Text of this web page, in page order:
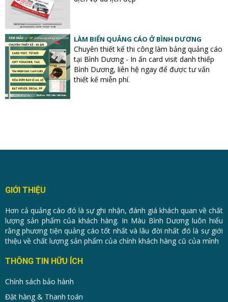
LÀM BIỂN QUẢNG CÁO Ở BÌNH DƯƠNG
Chuyên thiết kế thi công làm bảng quảng cáo
tại Bình Dương - In ấn card visit danh thiếp
Bình Dương, liên hệ ngay để được tư vấn
thiết kế miễn phí.
GIỚI THIỆU
Hơn cả quảng cáo đó là sự ghi nhận, đánh giá khách quan về chất
lượng sản phẩm của khách hàng. In Màu Bình Dương luôn hiểu
rằng phương tiện quảng cáo tốt nhất và lâu đời nhất đó là sự giới
thiệu về chất lượng sản phẩm của chính khách hàng cũ của mình
THÔNG TIN HỮU ÍCH
Chính sách bảo hành
Đặt hàng & Thanh toán